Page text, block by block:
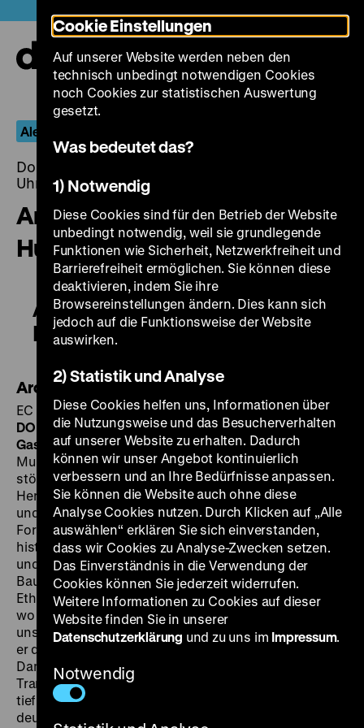
zum
Seiteninhalt
springen
Alexander von Humboldt
Donnerstag, 05. Dezember 2019, 20.00 - 00.00
Uhr
Archivo Alexander von
Humboldt
Archivo Alexander von
Humboldt
Archivo Alexander von Humboldt
EC 2012-2019, R: Fabiano Kueva, 55‘· Digital HD, OmU
DO 05.12. um 20 Uhr · Einführung: David Blankenstein · Zu
Gast: Fabiano KuevaMit seinem umfangreichen
Multimedia-ProjektArchivo Alexander von Humboldt
stößt der ecuadorianische Künstler Fabiano Kueva ins
Herz aktueller Museums- und Archiv-Diskussionen vor
und kehrt den Blick des europäischen
Forschungsreisenden um. Kueva schlüpft in
historische Gewänder, stellt bekannte Gemälde nach
und sucht Humboldt-Erinnerungsorte auf, darunter die
Baustelle des Humboldt Forums und das
Ethnologische Museum in Dahlem. An diesen Orten,
wo die Artefakte von Humboldts Reisen als
unschätzbare Kulturgüter aufbewahrt werden, macht
er die Verschmelzung von Wissen und Macht sichtbar.
Damit wird sein Film selber eine Bewegung der
Translokation und der Feldforschung. Kueva zeigt sich
tief beeindruckt von der Arbeit und den Ideen des
deutschen Forschers, dessen Expedition er in vier
Cookie Einstellungen
Auf unserer Website werden neben den
technisch unbedingt notwendigen Cookies
noch Cookies zur statistischen Auswertung
gesetzt.
Was bedeutet das?
1) Notwendig
Diese Cookies sind für den Betrieb der Website
unbedingt notwendig, weil sie grundlegende
Funktionen wie Sicherheit, Netzwerkfreiheit und
Barrierefreiheit ermöglichen. Sie können diese
deaktivieren, indem Sie ihre
Browsereinstellungen ändern. Dies kann sich
jedoch auf die Funktionsweise der Website
auswirken.
2) Statistik und Analyse
Diese Cookies helfen uns, Informationen über
die Nutzungsweise und das Besucherverhalten
auf unserer Website zu erhalten. Dadurch
können wir unser Angebot kontinuierlich
verbessern und an Ihre Bedürfnisse anpassen.
Sie können die Website auch ohne diese
Analyse Cookies nutzen. Durch Klicken auf „Alle
auswählen“ erklären Sie sich einverstanden,
dass wir Cookies zu Analyse-Zwecken setzen.
Das Einverständnis in die Verwendung der
Cookies können Sie jederzeit widerrufen.
Weitere Informationen zu Cookies auf dieser
Website finden Sie in unserer
Datenschutzerklärung und zu uns im Impressum.
Notwendig